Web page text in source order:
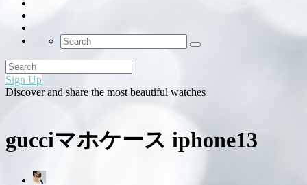
Sign Up
Discover and share the most beautiful watches
gucciマホケース iphone13